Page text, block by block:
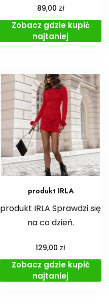
89,00 zł
Zobacz gdzie kupić
najtaniej
produkt IRLA
produkt IRLA Sprawdzi się
na co dzień.
129,00zł
Zobacz gdzie kupić
najtaniej